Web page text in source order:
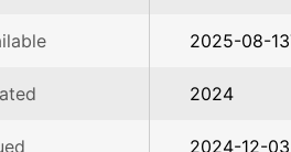
2025-08-
2024
2024-12-03